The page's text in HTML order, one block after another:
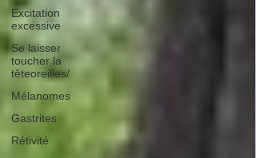
Excitation
excessive
Se laisser
toucher la
têteoreilles/
Mélanomes
Gastrites
Rétivité